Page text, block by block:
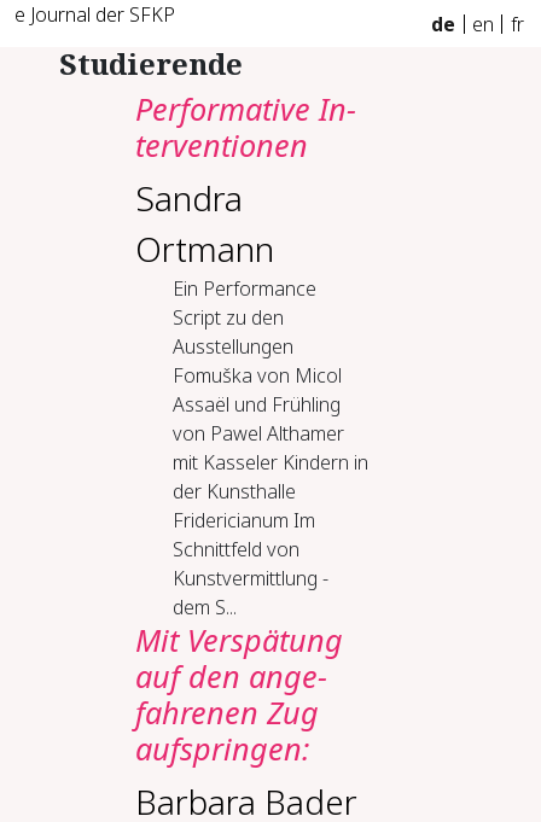
e Journal der SFKP de en fr
Studierende
Per­for­ma­tive In­
ter­ven­tio­nen
Sandra
Ortmann
Ein Performance
Script zu den
Ausstellungen
Fomuška von Micol
Assaël und Frühling
von Pawel Althamer
mit Kasseler Kindern in
der Kunsthalle
Fridericianum Im
Schnittfeld von
Kunstvermittlung -
dem S...
Mit Ver­spä­tung
auf den an­ge­
fah­re­nen Zug
auf­sprin­gen:
Barbara Bader